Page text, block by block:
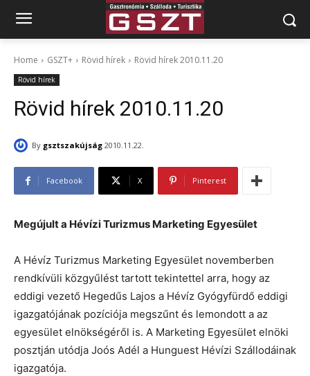
Home GSZT+ Rövid hírek Rövid hírek 2010.11.20
Rövid hírek
Rövid hírek 2010.11.20
By gsztszakújság 2010.11.22.
Facebook X Pinterest
Megújult a Hévízi Turizmus Marketing Egyesület
A Hévíz Turizmus Marketing Egyesület novemberben
rendkívüli közgyűlést tartott tekintettel arra, hogy az
eddigi vezető Hegedűs Lajos a Hévíz Gyógyfürdő eddigi
igazgatójának pozíciója megszűnt és lemondott a az
egyesület elnökségéről is. A Marketing Egyesület elnöki
posztján utódja Joós Adél a Hunguest Hévízi Szállodáinak
igazgatója.